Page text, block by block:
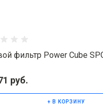
фильтр Power Cube
руб.
+ В КОРЗИНУ